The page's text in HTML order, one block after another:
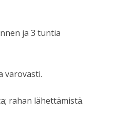
ja 3 tuntia
varovasti.
rahan lähettämistä.